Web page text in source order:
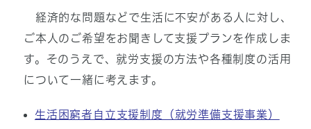
経済的な問題などで生活に不安がある人に対し、
ご本人のご希望をお聞きして支援プランを作成しま
す。そのうえで、就労支援の方法や各種制度の活用
について一緒に考えます。
生活困窮者自立支援制度（就労準備支援事業）